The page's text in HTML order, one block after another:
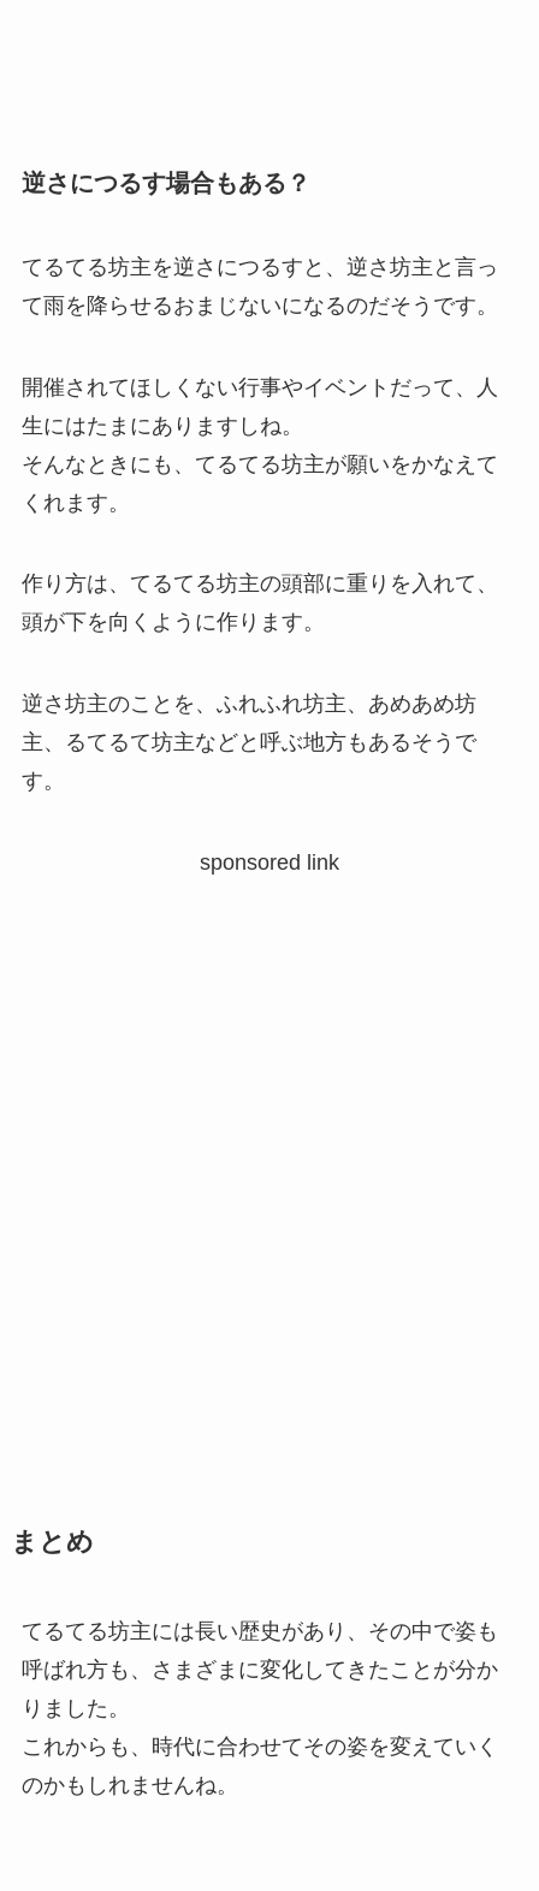
逆さにつるす場合もある？
てるてる坊主を逆さにつるすと、逆さ坊主と言っ
て雨を降らせるおまじないになるのだそうです。
開催されてほしくない行事やイベントだって、人
生にはたまにありますしね。
そんなときにも、てるてる坊主が願いをかなえて
くれます。
作り方は、てるてる坊主の頭部に重りを入れて、
頭が下を向くように作ります。
逆さ坊主のことを、ふれふれ坊主、あめあめ坊
主、るてるて坊主などと呼ぶ地方もあるそうで
す。
sponsored link
まとめ
てるてる坊主には長い歴史があり、その中で姿も
呼ばれ方も、さまざまに変化してきたことが分か
りました。
これからも、時代に合わせてその姿を変えていく
のかもしれませんね。